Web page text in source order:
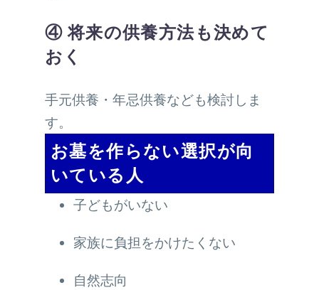
④ 将来の供養方法も決めて
おく
手元供養・年忌供養なども検討しま
す。
お墓を作らない選択が向
いている人
子どもがいない
家族に負担をかけたくない
自然志向